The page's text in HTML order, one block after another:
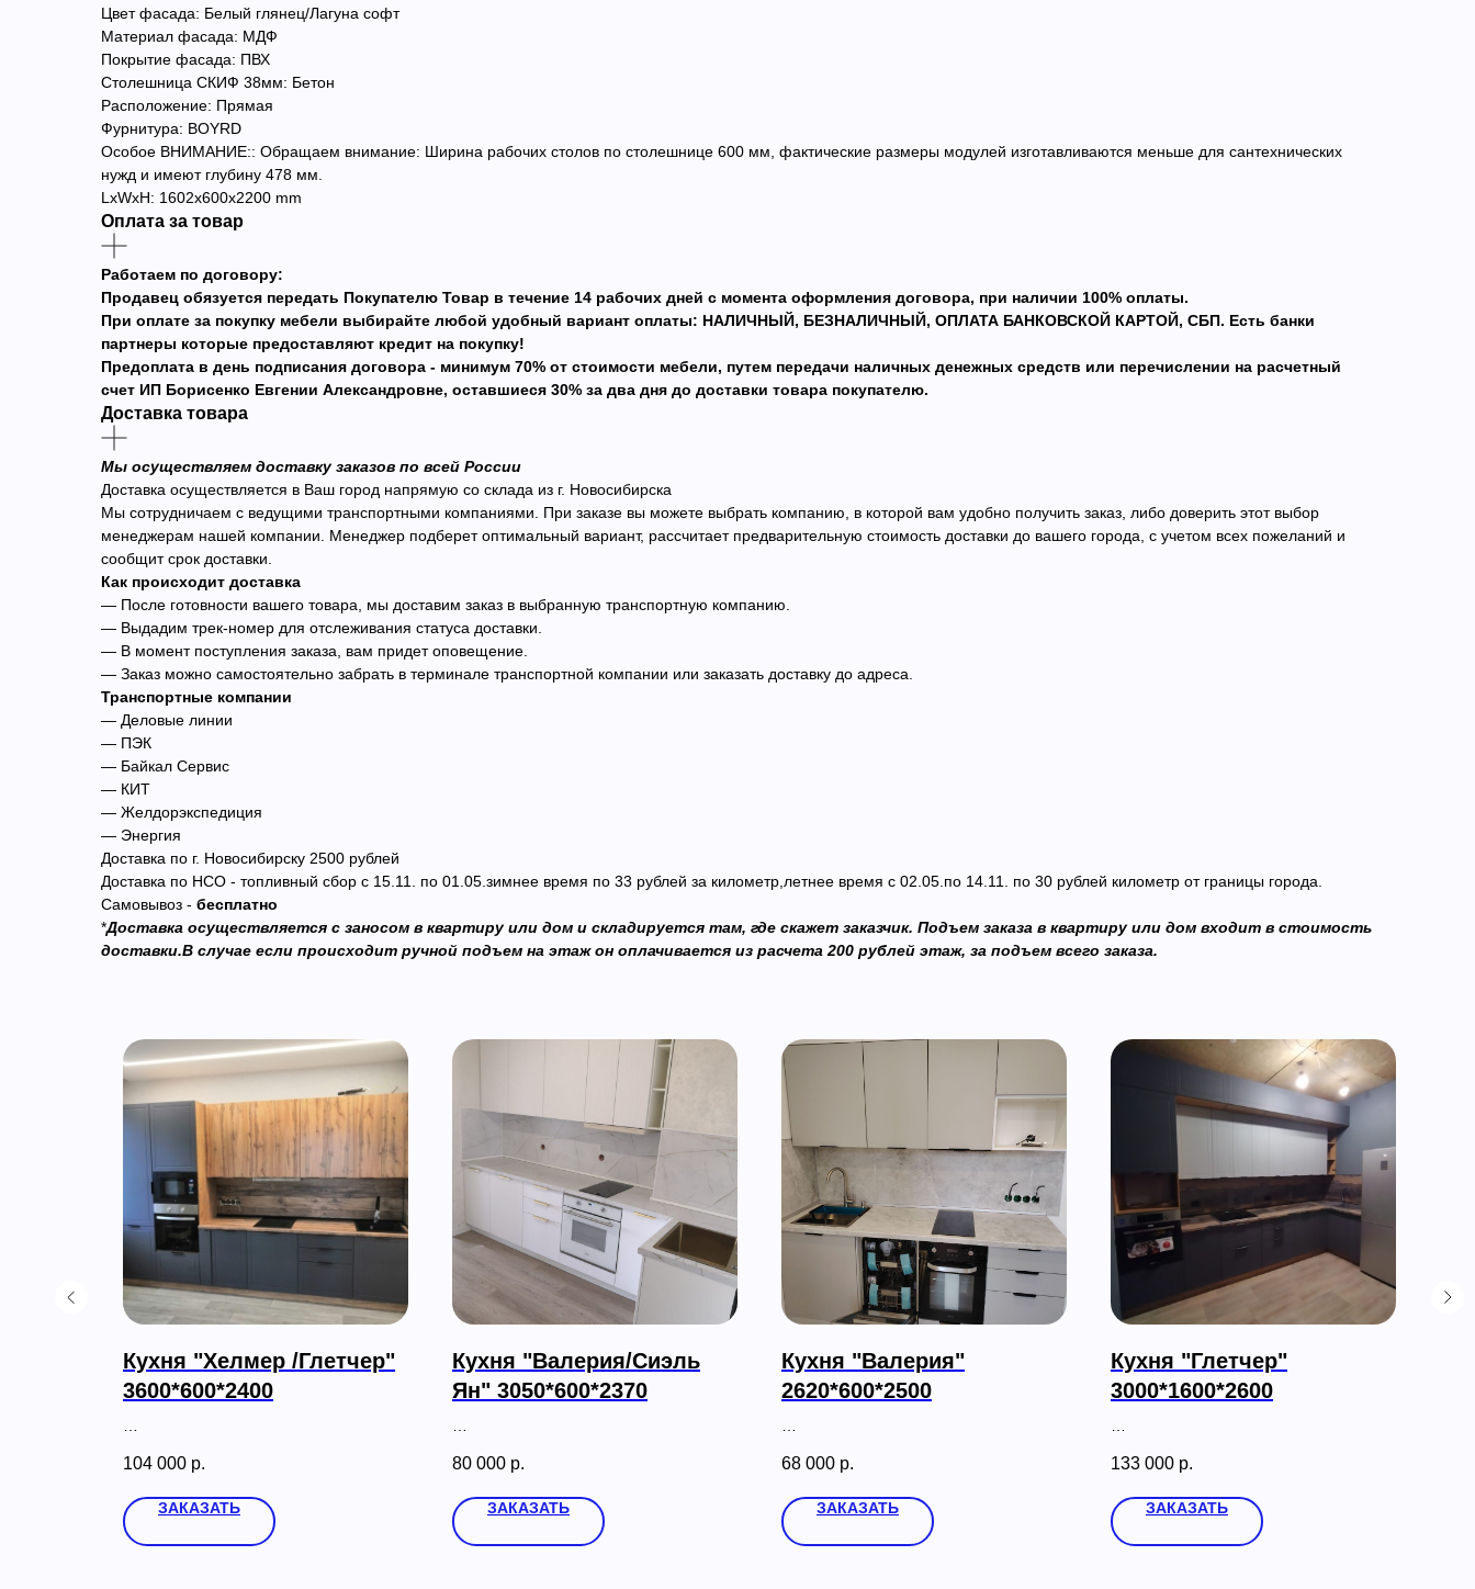
Цвет фасада: Белый глянец/Лагуна софт
Материал фасада: МДФ
Покрытие фасада: ПВХ
Столешница СКИФ 38мм: Бетон
Расположение: Прямая
Фурнитура: BOYRD
Особое ВНИМАНИЕ:: Обращаем внимание: Ширина рабочих столов по столешнице 600 мм, фактические размеры модулей изготавливаются меньше для сантехнических
нужд и имеют глубину 478 мм.
LxWxH: 1602x600x2200 mm
Оплата за товар
Работаем по договору:
Продавец обязуется передать Покупателю Товар в течение 14 рабочих дней с момента оформления договора, при наличии 100% оплаты.
При оплате за покупку мебели выбирайте любой удобный вариант оплаты: НАЛИЧНЫЙ, БЕЗНАЛИЧНЫЙ, ОПЛАТА БАНКОВСКОЙ КАРТОЙ, СБП. Есть банки
партнеры которые предоставляют кредит на покупку!
Предоплата в день подписания договора - минимум 70% от стоимости мебели, путем передачи наличных денежных средств или перечислении на расчетный
счет ИП Борисенко Евгении Александровне, оставшиеся 30% за два дня до доставки товара покупателю.
Доставка товара
Мы осуществляем доставку заказов по всей России
Доставка осуществляется в Ваш город напрямую со склада из г. Новосибирска
Мы сотрудничаем с ведущими транспортными компаниями. При заказе вы можете выбрать компанию, в которой вам удобно получить заказ, либо доверить этот выбор
менеджерам нашей компании. Менеджер подберет оптимальный вариант, рассчитает предварительную стоимость доставки до вашего города, с учетом всех пожеланий и
сообщит срок доставки.
Как происходит доставка
— После готовности вашего товара, мы доставим заказ в выбранную транспортную компанию.
— Выдадим трек-номер для отслеживания статуса доставки.
— В момент поступления заказа, вам придет оповещение.
— Заказ можно самостоятельно забрать в терминале транспортной компании или заказать доставку до адреса.
Транспортные компании
— Деловые линии
— ПЭК
— Байкал Сервис
— КИТ
— Желдорэкспедиция
— Энергия
Доставка по г. Новосибирску 2500 рублей
Доставка по НСО - топливный сбор с 15.11. по 01.05.зимнее время по 33 рублей за километр,летнее время с 02.05.по 14.11. по 30 рублей километр от границы города.
Самовывоз - бесплатно
*Доставка осуществляется с заносом в квартиру или дом и складируется там, где скажет заказчик. Подъем заказа в квартиру или дом входит в стоимость
доставки.В случае если происходит ручной подъем на этаж он оплачивается из расчета 200 рублей этаж, за подъем всего заказа.
Кухня "Хелмер /Глетчер"
3600*600*2400
104 000 р.
ЗАКАЗАТЬ
Кухня "Валерия/Сиэль
Ян" 3050*600*2370
80 000 р.
ЗАКАЗАТЬ
Кухня "Валерия"
2620*600*2500
68 000 р.
ЗАКАЗАТЬ
Кухня "Глетчер"
3000*1600*2600
133 000 р.
ЗАКАЗАТЬ